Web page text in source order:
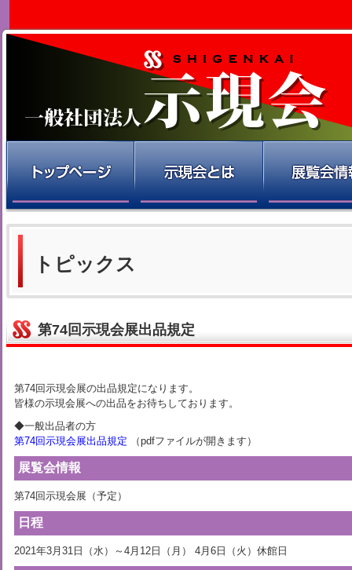
トピックス
第74回示現会展出品規定
第74回示現会展の出品規定になります。
皆様の示現会展への出品をお待ちしております。
◆一般出品者の方
第74回示現会展出品規定 （pdfファイルが開きます）
展覧会情報
第74回示現会展（予定）
日程
2021年3月31日（水）～4月12日（月） 4月6日（火）休館日